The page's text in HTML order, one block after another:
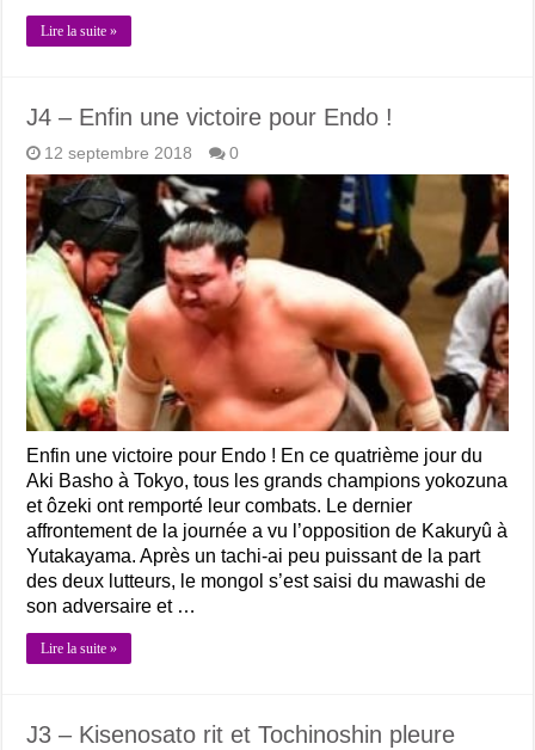
Lire la suite »
J4 – Enfin une victoire pour Endo !
12 septembre 2018 0
Enfin une victoire pour Endo ! En ce quatrième jour du
Aki Basho à Tokyo, tous les grands champions yokozuna
et ôzeki ont remporté leur combats. Le dernier
affrontement de la journée a vu l’opposition de Kakuryû à
Yutakayama. Après un tachi-ai peu puissant de la part
des deux lutteurs, le mongol s’est saisi du mawashi de
son adversaire et …
Lire la suite »
J3 – Kisenosato rit et Tochinoshin pleure